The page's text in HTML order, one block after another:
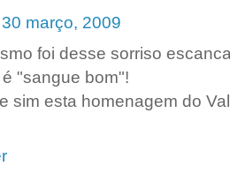
30 março, 2009
foi desse sorriso
"sangue bom"!
sim esta homenagem do